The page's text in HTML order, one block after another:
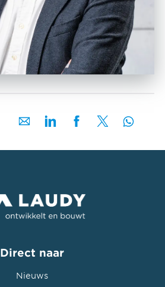
Direct naar
Nieuws